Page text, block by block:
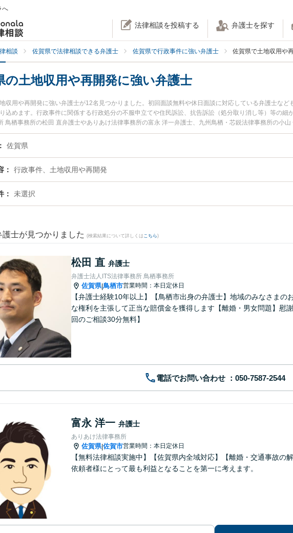
へ
法律相談を投稿する 弁護士を探す
相談 佐賀県で法律相談できる弁護士 佐賀県で行政事件に強い弁護士 佐賀県で土地収用や
の土地収用や再開発に強い弁護士
収用や再開発に強い弁護士が12名見つかりました。初回面談無料や休日面談に対応している弁護士な
込めます。行政事件に関係する行政処分の不服申立てや住民訴訟、抗告訴訟（処分取り消し等）等の
鳥栖事務所の松田 直弁護士やありあけ法律事務所の富永 洋一弁護士、九州鳥栖・芯鋭法律事務所の小
す。『佐賀県で土日や夜間に発生した土地収用や再開発のトラブルを今すぐに弁護士に相談したい』
』『初回相談無料で土地収用や再開発を法律相談できる佐賀県内の弁護士に相談予約したい』などでお困
佐賀県
行政事件、土地収用や再開発
未選択
護士が見つかりました (検索結果について詳しくは こちら)
松田 直 弁護士
弁護士法人ITS法律事務所 鳥栖事務所
佐賀県|鳥栖市営業時間：本日定休日
【弁護士経験10年以上】【鳥栖市出身の弁護士】地域のみなさま
な権利を主張して正当な賠償金を獲得します【離婚・男女問題】慰
回のご相談30分無料】
電話でお問い合わせ
富永 洋一 弁護士
ありあけ法律事務所
佐賀県|佐賀市営業時間：本日定休日
【無料法律相談実施中】【佐賀県内全域対応】【離婚・交通事故の
依頼者様にとって最も利益となることを第一に考えます。